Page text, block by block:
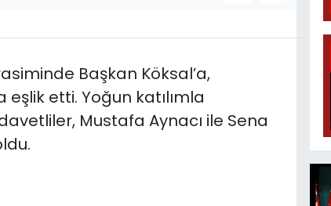
Başkan Köksal’a,
etti. Yoğun katılımla
Mustafa Aynacı ile Sena